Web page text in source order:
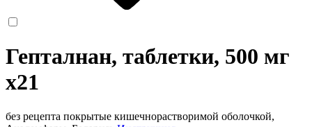
Гепталнан, таблетки, 500 мг
x21
без рецепта покрытые кишечнорастворимой оболочкой,